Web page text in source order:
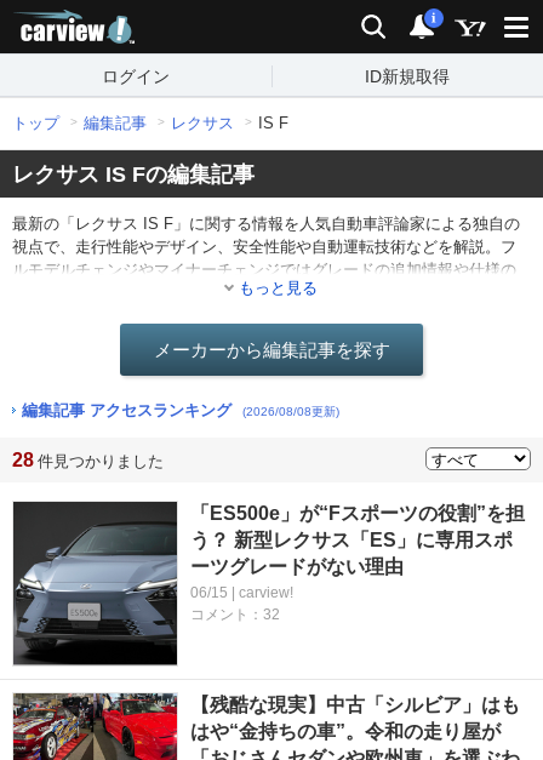
検索 通知
i
ログイン ID新規取得
トップ 編集記事 レクサス IS F
レクサス IS Fの編集記事
最新の「レクサス IS F」に関する情報を人気自動車評論家による独自の
視点で、走行性能やデザイン、安全性能や自動運転技術などを解説。フ
ルモデルチェンジやマイナーチェンジではグレードの追加情報や仕様の
変更点を分かりやすくレポート。他にも最新ニュースや海外のモーター
もっと見る
メーカーから編集記事を探す
編集記事 アクセスランキング (2026/08/08更新)
28 件見つかりました
「ES500e」が“Fスポーツの役割”を担
う？ 新型レクサス「ES」に専用スポ
ーツグレードがない理由
06/15 | carview!
コメント：32
【残酷な現実】中古「シルビア」はも
はや“金持ちの車”。令和の走り屋が